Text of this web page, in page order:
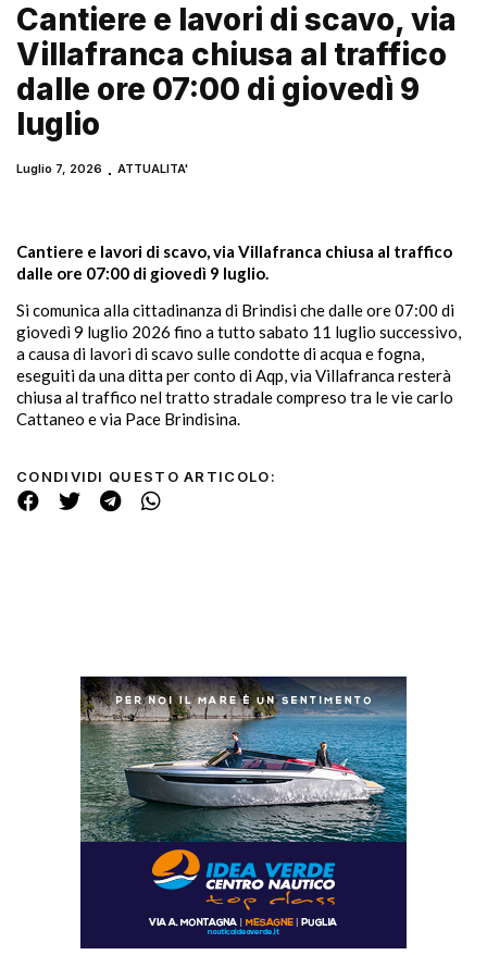
Cantiere e lavori di scavo, via
Villafranca chiusa al traffico
dalle ore 07:00 di giovedì 9
luglio
Luglio 7, 2026 ATTUALITA'
Cantiere e lavori di scavo, via Villafranca chiusa al traffico
dalle ore 07:00 di giovedì 9 luglio.
Si comunica alla cittadinanza di Brindisi che dalle ore 07:00 di
giovedì 9 luglio 2026 fino a tutto sabato 11 luglio successivo,
a causa di lavori di scavo sulle condotte di acqua e fogna,
eseguiti da una ditta per conto di Aqp, via Villafranca resterà
chiusa al traffico nel tratto stradale compreso tra le vie carlo
Cattaneo e via Pace Brindisina.
CONDIVIDI QUESTO ARTICOLO: